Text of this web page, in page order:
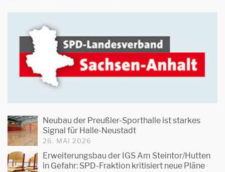
Neubau der Preußler-Sporthalle ist starkes
Signal für Halle-Neustadt
26. MAI 2026
Erweiterungsbau der IGS Am Steintor/Hutten
in Gefahr: SPD-Fraktion kritisiert neue Pläne